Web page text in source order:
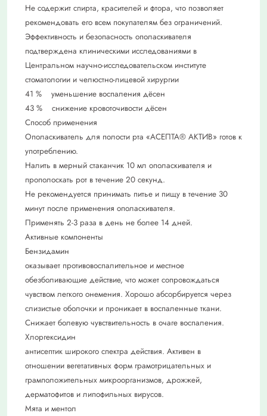
Не содержит спирта, красителей и фтора, что позволяет
рекомендовать его всем покупателям без ограничений.
Эффективность и безопасность ополаскивателя
подтверждена клиническими исследованиями в
Центральном научно-исследовательском институте
стоматологии и челюстно-лицевой хирургии
41 % уменьшение воспаления дёсен
43 % снижение кровоточивости дёсен
Способ применения
Ополаскиватель для полости рта «АСЕПТА® АКТИВ» готов к
употреблению.
Налить в мерный стаканчик 10 мл ополаскивателя и
прополоскать рот в течение 20 секунд.
Не рекомендуется принимать питье и пищу в течение 30
минут после применения ополаскивателя.
Применять 2-3 раза в день не более 14 дней.
Активные компоненты
Бензидамин
оказывает противовоспалительное и местное
обезболивающие действие, что может сопровождаться
чувством легкого онемения. Хорошо абсорбируется через
слизистые оболочки и проникает в воспаленные ткани.
Снижает болевую чувствительность в очаге воспаления.
Хлоргексидин
антисептик широкого спектра действия. Активен в
отношении вегетативных форм грамотрицательных и
грамположительных микроорганизмов, дрожжей,
дерматофитов и липофильных вирусов.
Мята и ментол